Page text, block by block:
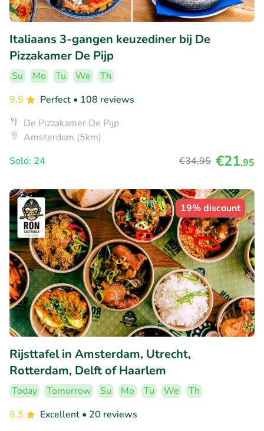
Italiaans 3-gangen keuzediner bij De
Pizzakamer De Pijp
Su Mo Tu We
Th
9.9
Perfect • 108 reviews
De Pizzakamer De Pijp
Amsterdam (5km)
Sold: 24
€34,95 €21,95
19% discount
Rijsttafel in Amsterdam, Utrecht,
Rotterdam, Delft of Haarlem
Today Tomorrow Su Mo Tu We
Th
8.5
Excellent • 20 reviews